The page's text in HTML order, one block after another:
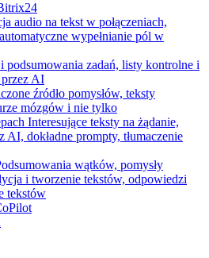
audio na tekst w połączeniach,
wypełnianie pól w
podsumowania zadań, listy kontrolne i
AI
źródło pomysłów, teksty
mózgów i nie tylko
Interesujące teksty na żądanie,
dokładne prompty, tłumaczenie
wątków, pomysły
i tworzenie tekstów, odpowiedzi
tekstów